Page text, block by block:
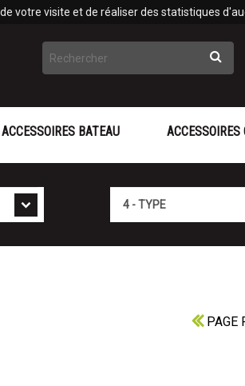
votre visite et de réaliser des statistiques
ACCESSOIRES BATEAU
PAGE